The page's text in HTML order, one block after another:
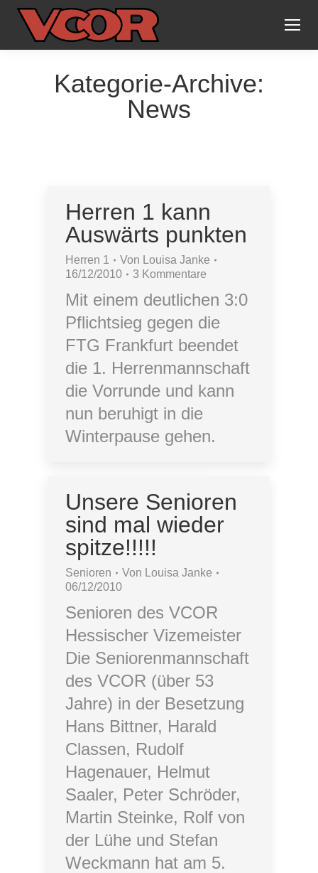
Kategorie-Archive:
News
Herren 1 kann
Auswärts punkten
Herren 1 Von Louisa Janke
16/12/2010
3 Kommentare
Mit einem deutlichen 3:0
Pflichtsieg gegen die
FTG Frankfurt beendet
die 1. Herrenmannschaft
die Vorrunde und kann
nun beruhigt in die
Winterpause gehen.
Unsere Senioren
sind mal wieder
spitze!!!!!
Senioren Von Louisa Janke
06/12/2010
Senioren des VCOR
Hessischer Vizemeister
Die Seniorenmannschaft
des VCOR (über 53
Jahre) in der Besetzung
Hans Bittner, Harald
Classen, Rudolf
Hagenauer, Helmut
Saaler, Peter Schröder,
Martin Steinke, Rolf von
der Lühe und Stefan
Weckmann hat am 5.